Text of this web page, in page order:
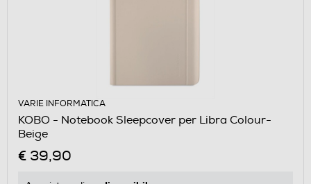
VARIE INFORMATICA
KOBO - Notebook Sleepcover per Libra Colour-
Beige
€ 39,90